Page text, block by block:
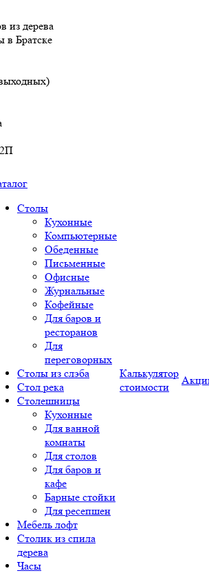
из дерева
в Братске
Столы
Кухонные
Компьютерные
Обеденные
Письменные
Офисные
Журнальные
Кофейные
Для баров и
ресторанов
Для
переговорных
Столы из слэба
Стол река
Столешницы
Кухонные
Для ванной
комнаты
Для столов
Для баров и
кафе
Барные стойки
Для ресепшен
Мебель лофт
Столик из спила
дерева
Часы
Калькулятор
стоимости